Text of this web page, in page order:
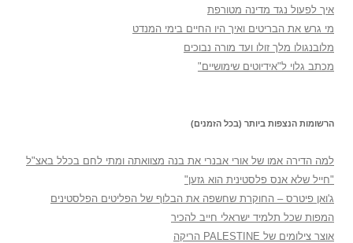
איך לפעול נגד מדינה מטורפת
מי גרש את הבריטים ואיך היו החיים בימי המנדט
מלובנגולו מלך זולו ועד מורה נבוכים
מכתב גלוי ל"אידיוטים שימושיים"
הרשומות הנצפות ביותר (בכל הזמנים)
למה הדירה אמו של אורי אבנרי את בנה מצוואתה ומתי לחם בכלל באצ"ל
"חייל שלא אנס פלסטינית הוא גזען"
ג'ואן פיטרס – החוקרת שחשפה את הבלוף של הפליטים הפלסטינים
המפות שכל תלמיד ישראלי חייב להכיר
אוצר צילומים של PALESTINE הריקה